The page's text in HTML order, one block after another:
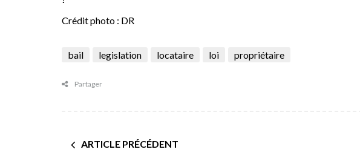
Crédit photo : DR
bail legislation locataire loi propriétaire
Partager
ARTICLE PRÉCÉDENT